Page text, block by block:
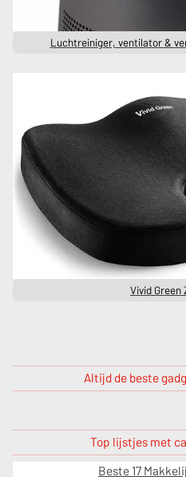
Luchtreiniger, ventilator &
Vivid Green
Altijd de beste
Top lijstjes met
Beste 17